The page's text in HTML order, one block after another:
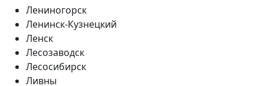
Лениногорск
Ленинск-Кузнецкий
Ленск
Лесозаводск
Лесосибирск
Ливны